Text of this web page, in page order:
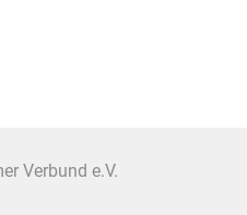
Verbund e.V.